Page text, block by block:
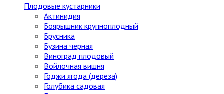
Плодовые кустарники
Актинидия
Боярышник крупноплодный
Брусника
Бузина черная
Виноград плодовый
Войлочная вишня
Годжи ягода (дереза)
Голубика садовая